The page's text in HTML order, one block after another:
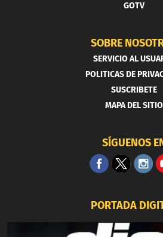
GOTV
SOBRE
SERVICIO AL
POLITICAS DE
SUSCRIBETE
MAPA DEL SITIO
SÍGUENOS
PORTADA